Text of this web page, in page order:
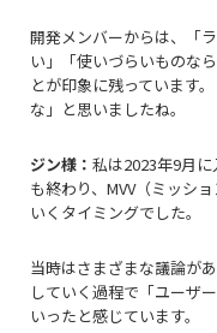
開発メンバーからは、「
い」「使いづらいものな
とが印象に残っています
な」と思いましたね。
ジン様： 私は2023年9月
も終わり、MVV（ミッシ
いくタイミングでした。
当時はさまざまな議論が
していく過程で「ユーザ
いったと感じています。